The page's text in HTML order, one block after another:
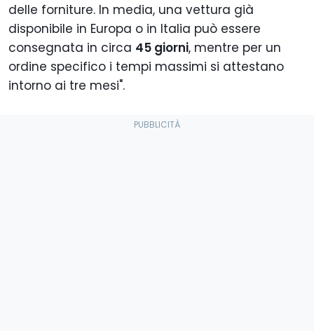
delle forniture. In media, una vettura già
disponibile in Europa o in Italia può essere
consegnata in circa 45 giorni, mentre per un
ordine specifico i tempi massimi si attestano
intorno ai tre mesi".